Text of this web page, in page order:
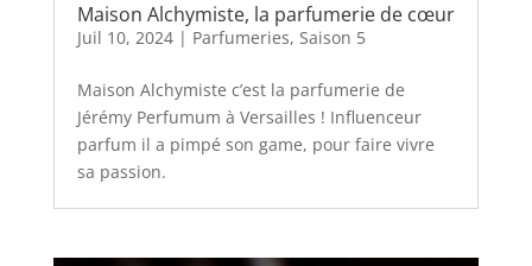
Maison Alchymiste, la parfumerie de cœur
Juil 10, 2024| Parfumeries, Saison 5
Maison Alchymiste c’est la parfumerie de
Jérémy Perfumum à Versailles ! Influenceur
parfum il a pimpé son game, pour faire vivre
sa passion.